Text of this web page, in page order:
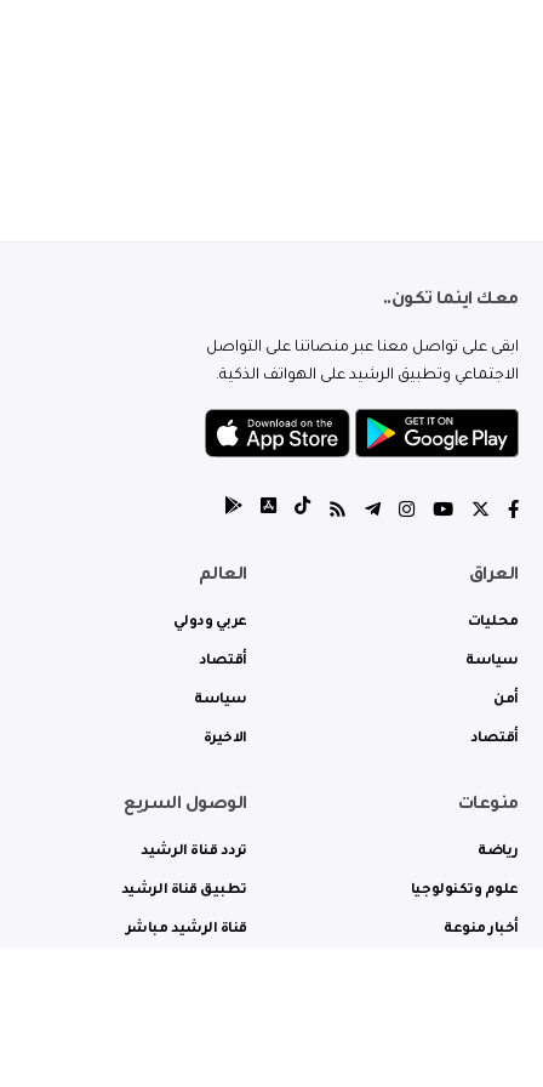
معك اينما تكون..
ابقى على تواصل معنا عبر منصاتنا على التواصل
الاجتماعي وتطبيق الرشيد على الهواتف الذكية.
العراق
محليات
سياسة
أمن
أقتصاد
العالم
عربي ودولي
أقتصاد
سياسة
الاخيرة
منوعات
رياضة
علوم وتكنولوجيا
أخبار منوعة
الوصول السريع
تردد قناة الرشيد
تطبيق قناة الرشيد
قناة الرشيد مباشر